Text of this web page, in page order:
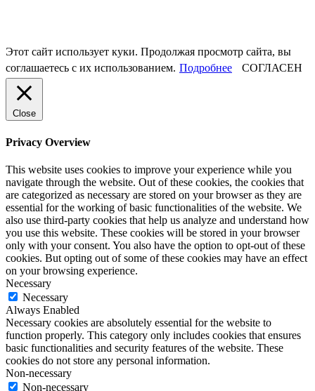
Этот сайт использует куки. Продолжая просмотр сайта, вы
соглашаетесь с их использованием. Подробнее СОГЛАСЕН
Close
Privacy Overview
This website uses cookies to improve your experience while you
navigate through the website. Out of these cookies, the cookies that
are categorized as necessary are stored on your browser as they are
essential for the working of basic functionalities of the website. We
also use third-party cookies that help us analyze and understand how
you use this website. These cookies will be stored in your browser
only with your consent. You also have the option to opt-out of these
cookies. But opting out of some of these cookies may have an effect
on your browsing experience.
Necessary
Necessary
Always Enabled
Necessary cookies are absolutely essential for the website to
function properly. This category only includes cookies that ensures
basic functionalities and security features of the website. These
cookies do not store any personal information.
Non-necessary
Non-necessary